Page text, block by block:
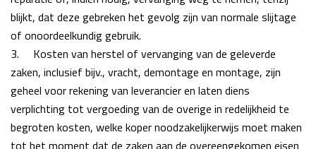
blijkt, dat deze gebreken het gevolg zijn van normale slijtage
of onoordeelkundig gebruik.
3.
Kosten van herstel of vervanging van de geleverde
zaken, inclusief bijv., vracht, demontage en montage, zijn
geheel voor rekening van leverancier en laten diens
verplichting tot vergoeding van de overige in redelijkheid te
begroten kosten, welke koper noodzakelijkerwijs moet maken
tot het moment dat de zaken aan de overeengekomen eisen